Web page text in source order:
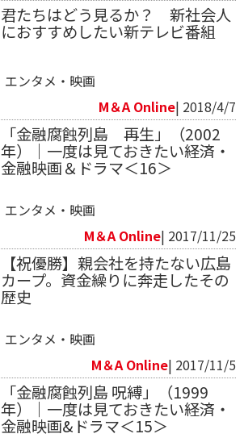
君たちはどう見るか？ 新社会人
におすすめしたい新テレビ番組
エンタメ・映画
M＆A Online| 2018/4/7
「金融腐蝕列島 再生」（2002
年）｜一度は見ておきたい経済・
金融映画＆ドラマ＜16＞
エンタメ・映画
M＆A Online| 2017/11/25
【祝優勝】親会社を持たない広島
カープ。資金繰りに奔走したその
歴史
エンタメ・映画
M＆A Online| 2017/11/5
「金融腐蝕列島 呪縛」（1999
年）｜一度は見ておきたい経済・
金融映画&ドラマ＜15＞